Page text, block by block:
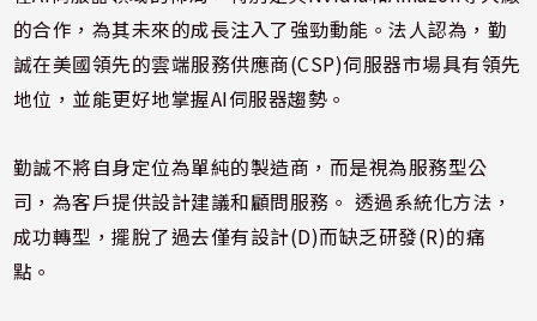
的合作，為其未來的成長注入了強勁動能。法人認為，勤
誠在美國領先的雲端服務供應商(CSP)伺服器市場具有領先
地位，並能更好地掌握AI伺服器趨勢。
勤誠不將自身定位為單純的製造商，而是視為服務型公
司，為客戶提供設計建議和顧問服務。 透過系統化方法，
成功轉型，擺脫了過去僅有設計(D)而缺乏研發(R)的痛
點。